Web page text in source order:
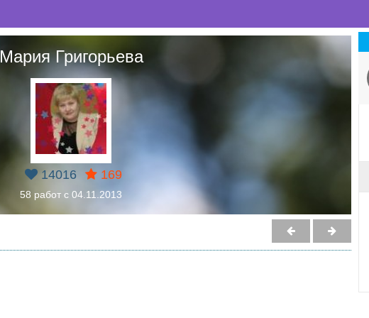
Мария Григорьева
14016 169
58 работ с 04.11.2013